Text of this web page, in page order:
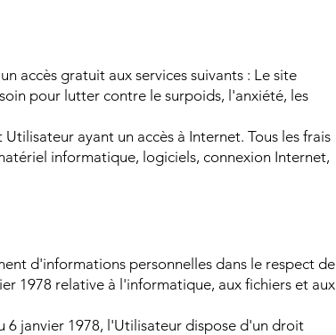
accès gratuit aux services suivants : Le site
pour lutter contre le surpoids, l'anxiété, les
ayant un accès à Internet. Tous les frais
informatique, logiciels, connexion Internet,
d'informations personnelles dans le respect de
1978 relative à l'informatique, aux fichiers et aux
6 janvier 1978, l'Utilisateur dispose d'un droit